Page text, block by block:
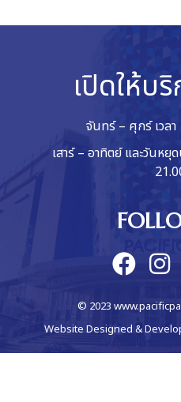
เปิดให้บ
จันทร์ – ศุกร์ เวล
เสาร์ – อาทิตย์ และวันห
© 2023
Website Designed &